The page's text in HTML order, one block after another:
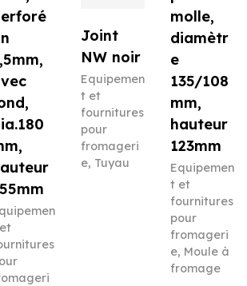
Joint
NW noir
Equipemen
t et
fournitures
pour
fromageri
e, Tuyau
molle,
diamètr
e
135/108
mm,
hauteur
123mm
Equipemen
t et
fournitures
pour
fromageri
e, Moule à
fromage